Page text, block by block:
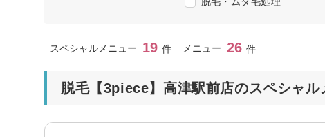
スペシャルメニュー 19 件 メニュー 26 件
脱毛【3piece】高津駅前店のスペシャル